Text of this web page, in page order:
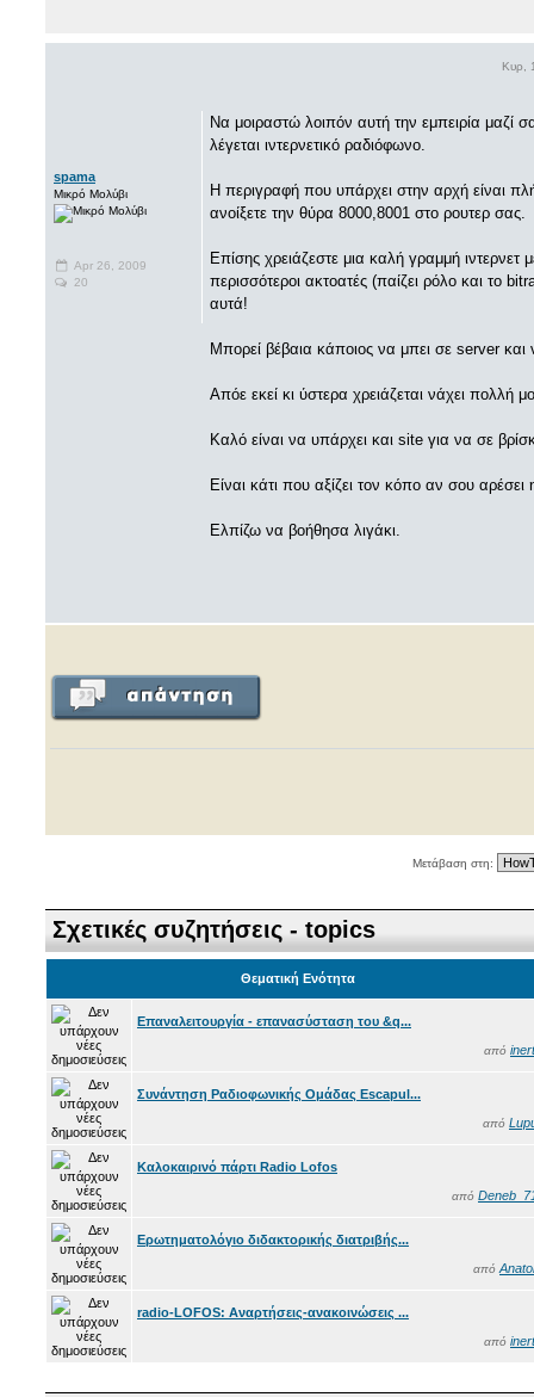
Κυρ,
spama
Μικρό Μολύβι
Apr 26, 2009
20
Να μοιραστώ λοιπόν αυτή την εμπειρία μαζί
λέγεται ιντερνετικό ραδιόφωνο.
Η περιγραφή που υπάρχει στην αρχή είναι
ανοίξετε την θύρα 8000,8001 στο ρουτερ σας.
Επίσης χρειάζεστε μια καλή γραμμή
περισσότεροι ακτοατές (παίζει ρόλο και το
αυτά!
Μπορεί βέβαια κάποιος να μπει σε server
Απόε εκεί κι ύστερα χρειάζεται νάχει πολλή
Καλό είναι να υπάρχει και site για να σε
Είναι κάτι που αξίζει τον κόπο αν σου αρέσει
Ελπίζω να βοήθησα λιγάκι.
Μετάβαση στη:
Σχετικές συζητήσεις - topics
Θεματική Ενότητα
Επαναλειτουργία - επανασύσταση του &q...
από
Συνάντηση Ραδιοφωνικής Ομάδας Escapul...
από
Καλοκαιρινό πάρτι Radio Lofos
από
Ερωτηματολόγιο διδακτορικής διατριβής...
από
radio-LOFOS: Αναρτήσεις-ανακοινώσεις ...
από